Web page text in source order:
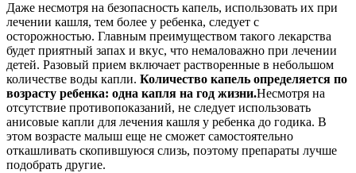
Даже несмотря на безопасность капель, использовать их при
лечении кашля, тем более у ребенка, следует с
осторожностью. Главным преимуществом такого лекарства
будет приятный запах и вкус, что немаловажно при лечении
детей. Разовый прием включает растворенные в небольшом
количестве воды капли. Количество капель определяется по
возрасту ребенка: одна капля на год жизни.Несмотря на
отсутствие противопоказаний, не следует использовать
анисовые капли для лечения кашля у ребенка до годика. В
этом возрасте малыш еще не сможет самостоятельно
откашливать скопившуюся слизь, поэтому препараты лучше
подобрать другие.